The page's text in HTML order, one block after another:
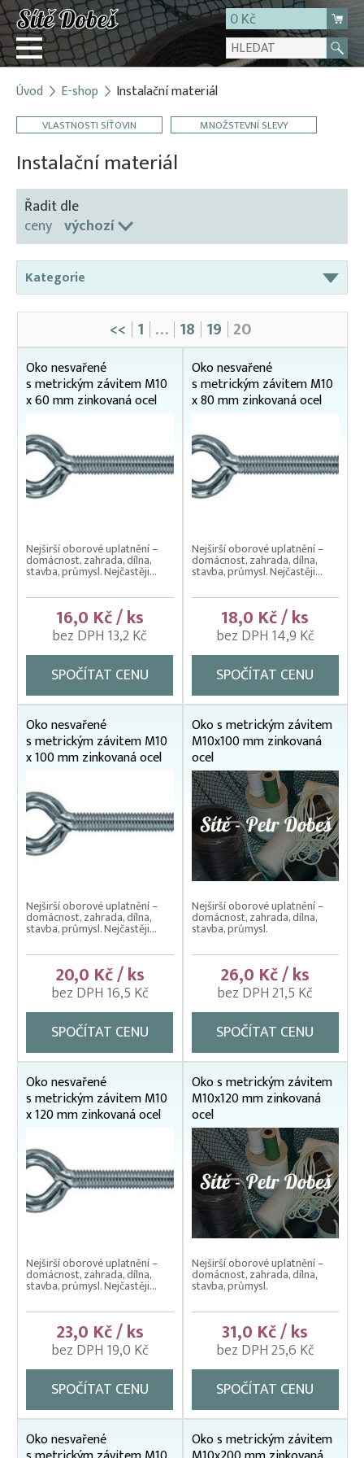
0 Kč
Přihlásit
Registrace
E-shop
O firmě
Kontakt
Úvod E-shop Instalační materiál
VLASTNOSTI SÍŤOVIN MNOŽSTEVNÍ SLEVY
Instalační materiál
Řadit dle
ceny výchozí
Kategorie
INSTALACE SVÉPOMOCÍ
Karabiny, spojovací články
Lanosvorky (svorky lanové)
Montážní háčky, S-háky
Montážní oka
Napínáky ocelových lan
Ocelová lana
Podpěrné sloupy – zakončení
Provazy a lana
Sponkovací kleště, spony
Spony trubkové, objímky
Stahovací pásky (montážní)
Šroub kombinovaný (kombi šroub)
Šrouby s okem, trubkové závěsy
Úhelníky
Zálisy hliníkové, očnice
<< 1 … 18 19 20
Oko nesvařené
s metrickým závitem M10
x 60 mm zinkovaná ocel
Nejširší oborové uplatnění –
domácnost, zahrada, dílna,
stavba, průmysl. Nejčastěji...
16,0 Kč / ks
bez DPH 13,2 Kč
SPOČÍTAT CENU
Oko nesvařené
s metrickým závitem M10
x 80 mm zinkovaná ocel
Nejširší oborové uplatnění –
domácnost, zahrada, dílna,
stavba, průmysl. Nejčastěji...
18,0 Kč / ks
bez DPH 14,9 Kč
SPOČÍTAT CENU
Oko nesvařené
s metrickým závitem M10
x 100 mm zinkovaná ocel
Nejširší oborové uplatnění –
domácnost, zahrada, dílna,
stavba, průmysl. Nejčastěji...
20,0 Kč / ks
bez DPH 16,5 Kč
SPOČÍTAT CENU
Oko s metrickým závitem
M10x100 mm zinkovaná
ocel
Nejširší oborové uplatnění –
domácnost, zahrada, dílna,
stavba, průmysl.
26,0 Kč / ks
bez DPH 21,5 Kč
SPOČÍTAT CENU
Oko nesvařené
s metrickým závitem M10
x 120 mm zinkovaná ocel
Nejširší oborové uplatnění –
domácnost, zahrada, dílna,
stavba, průmysl. Nejčastěji...
23,0 Kč / ks
bez DPH 19,0 Kč
SPOČÍTAT CENU
Oko s metrickým závitem
M10x120 mm zinkovaná
ocel
Nejširší oborové uplatnění –
domácnost, zahrada, dílna,
stavba, průmysl.
31,0 Kč / ks
bez DPH 25,6 Kč
SPOČÍTAT CENU
Oko nesvařené Oko s metrickým závitem